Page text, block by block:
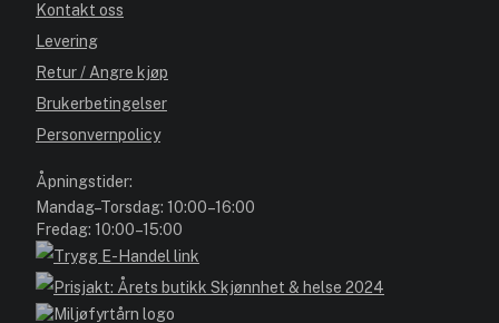
Kontakt oss
Levering
Retur / Angre kjøp
Brukerbetingelser
Personvernpolicy
Åpningstider:
Mandag–Torsdag: 10:00–16:00
Fredag: 10:00–15:00